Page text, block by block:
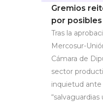
Gremios
por
Tras la
Mercosur-
Cámara de
sector
inquietud ante